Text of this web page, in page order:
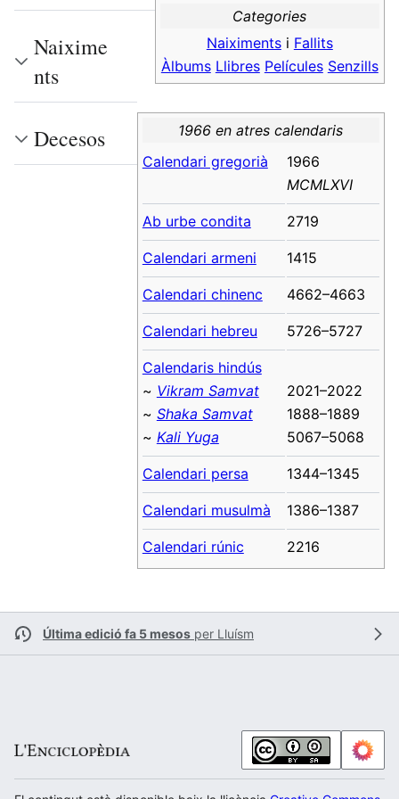
Categories
Naiximentsi Fallits
Àlbums Llibres Películes Senzills
1966 en atres calendaris
Calendari gregorià
1966
MCMLXVI
Ab urbe condita 2719
Calendari armeni 1415
Calendari chinenc 4662–4663
Calendari hebreu 5726–5727
Calendaris hindús
~ Vikram Samvat
~ Shaka Samvat
~ Kali Yuga
2021–2022
1888–1889
5067–5068
Calendari persa 1344–1345
Calendari musulmà 1386–1387
Calendari rúnic 2216
Naixime
nts
Decesos
Última edició fa 5 mesos per Lluísm